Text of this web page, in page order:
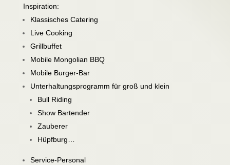
Inspiration:
Klassisches Catering
Live Cooking
Grillbuffet
Mobile Mongolian BBQ
Mobile Burger-Bar
Unterhaltungsprogramm für groß und klein
Bull Riding
Show Bartender
Zauberer
Hüpfburg…
Service-Personal